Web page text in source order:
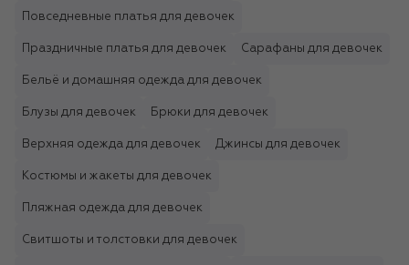
Повседневные платья для девочек
Праздничные платья для девочек Сарафаны для девочек
Бельё и домашняя одежда для девочек
Блузы для девочек Брюки для девочек
Верхняя одежда для девочек Джинсы для девочек
Костюмы и жакеты для девочек
Пляжная одежда для девочек
Свитшоты и толстовки для девочек